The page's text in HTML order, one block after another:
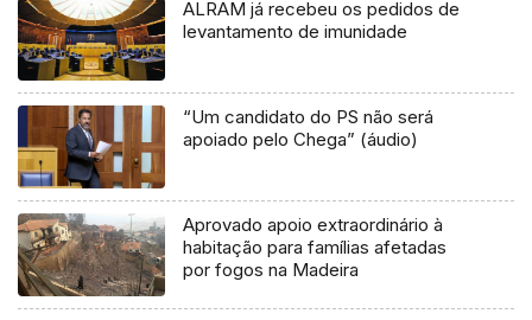
ALRAM já recebeu os pedidos de
levantamento de imunidade
“Um candidato do PS não será
apoiado pelo Chega” (áudio)
Aprovado apoio extraordinário à
habitação para famílias afetadas
por fogos na Madeira